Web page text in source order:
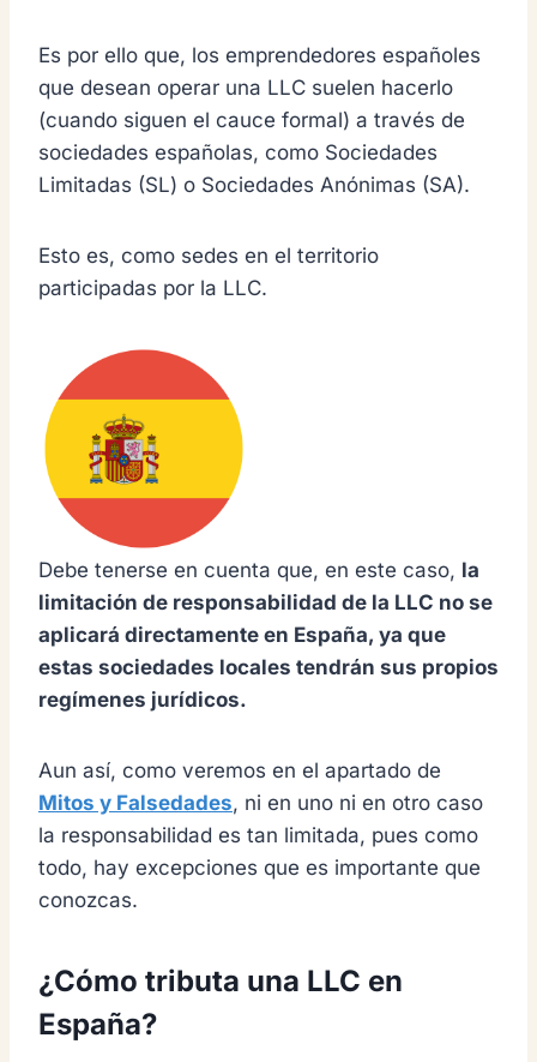
Es por ello que, los emprendedores españoles
que desean operar una LLC suelen hacerlo
(cuando siguen el cauce formal) a través de
sociedades españolas, como Sociedades
Limitadas (SL) o Sociedades Anónimas (SA).
Esto es, como sedes en el territorio
participadas por la LLC.
Debe tenerse en cuenta que, en este caso, la
limitación de responsabilidad de la LLC no se
aplicará directamente en España, ya que
estas sociedades locales tendrán sus propios
regímenes jurídicos.
Aun así, como veremos en el apartado de
Mitos y Falsedades, ni en uno ni en otro caso
la responsabilidad es tan limitada, pues como
todo, hay excepciones que es importante que
conozcas.
¿Cómo tributa una LLC en
España?